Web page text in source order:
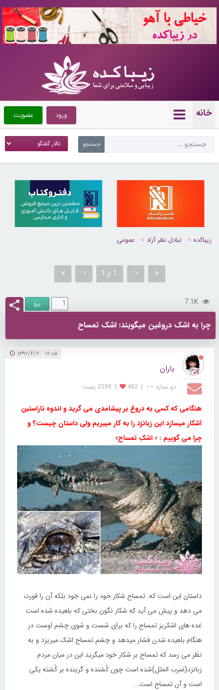
10720051
خانه عضویت ورود
زیباکده تبادل نظر آزاد عمومی
1 از 1
7.1K
چرا به اشک دروغین میگویند: اشک تمساح
۱۲:۰۵ ۱۳۹۲/۴/۲
باران
دو ستاره ⋆⋆ |
482
| 2288 پست
هنگامی که کسی به دروغ بر پیشامدی می گرید و اندوه ناراستین
آشکار میسازد این زبانزد را به کار میبریم ولی داستان چیست؟ و
چرا می گوییم : « اشکِ تمساح»
داستان این است که: تمساح شکار خود را نمی جَود بلکه آن را قورت
می دهد و پیش می آید که شکار نگون بختی که بلعیده شده است
غده های اشکریز تمساح را که برای شست و شوی چشم اوست در
هنگام بلعیده شدن فشار میدهد و چشم تمساح اشک میریزد و به
نظر می رسد که تمساح بر شکار خود میگرید این در میان مردم
زبانزد(ضرب المثل)شده است چون کُشنده و گرینده بر کُشته یکی
است و آن تمساح است...